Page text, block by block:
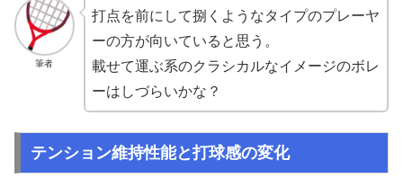
筆者
打点を前にして捌くようなタイプのプレーヤ
ーの方が向いていると思う。
載せて運ぶ系のクラシカルなイメージのボレ
ーはしづらいかな？
テンション維持性能と打球感の変化